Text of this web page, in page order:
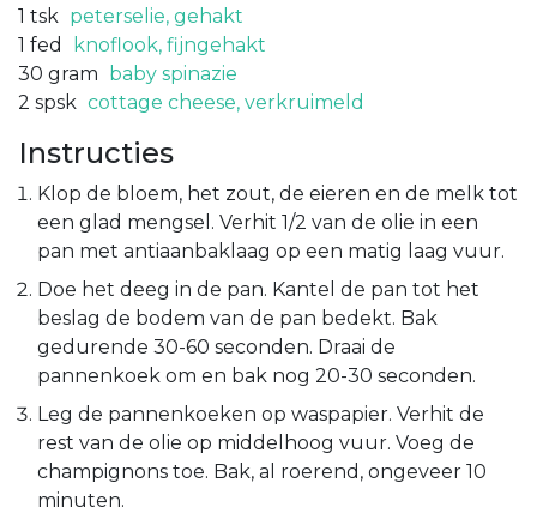
1 tsk peterselie, gehakt
1 fed
knoflook, fijngehakt
30 gram baby spinazie
2 spsk cottage cheese, verkruimeld
Instructies
Klop de bloem, het zout, de eieren en de melk tot
een glad mengsel. Verhit 1/2 van de olie in een
pan met antiaanbaklaag op een matig laag vuur.
Doe het deeg in de pan. Kantel de pan tot het
beslag de bodem van de pan bedekt. Bak
gedurende 30-60 seconden. Draai de
pannenkoek om en bak nog 20-30 seconden.
Leg de pannenkoeken op waspapier. Verhit de
rest van de olie op middelhoog vuur. Voeg de
champignons toe. Bak, al roerend, ongeveer 10
minuten.